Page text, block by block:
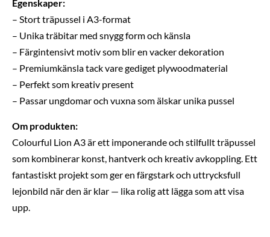
Egenskaper:
– Stort träpussel i A3-format
– Unika träbitar med snygg form och känsla
– Färgintensivt motiv som blir en vacker dekoration
– Premiumkänsla tack vare gediget plywoodmaterial
– Perfekt som kreativ present
– Passar ungdomar och vuxna som älskar unika pussel
Om produkten:
Colourful Lion A3 är ett imponerande och stilfullt träpussel
som kombinerar konst, hantverk och kreativ avkoppling. Ett
fantastiskt projekt som ger en färgstark och uttrycksfull
lejonbild när den är klar — lika rolig att lägga som att visa
upp.